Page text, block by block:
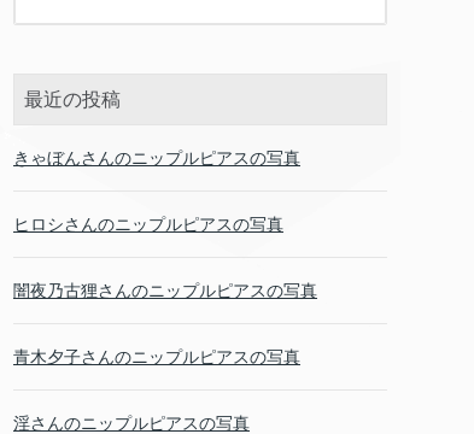
最近の投稿
きゃぼんさんのニップルピアスの写真
ヒロシさんのニップルピアスの写真
闇夜乃古狸さんのニップルピアスの写真
青木夕子さんのニップルピアスの写真
淫さんのニップルピアスの写真